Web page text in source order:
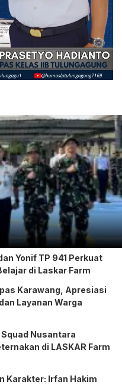
Yonif TP 941 Perkuat
di Laskar Farm
Karawang, Apresiasi
Layanan Warga
Nusantara
di LASKAR Farm
Karakter: Irfan Hakim